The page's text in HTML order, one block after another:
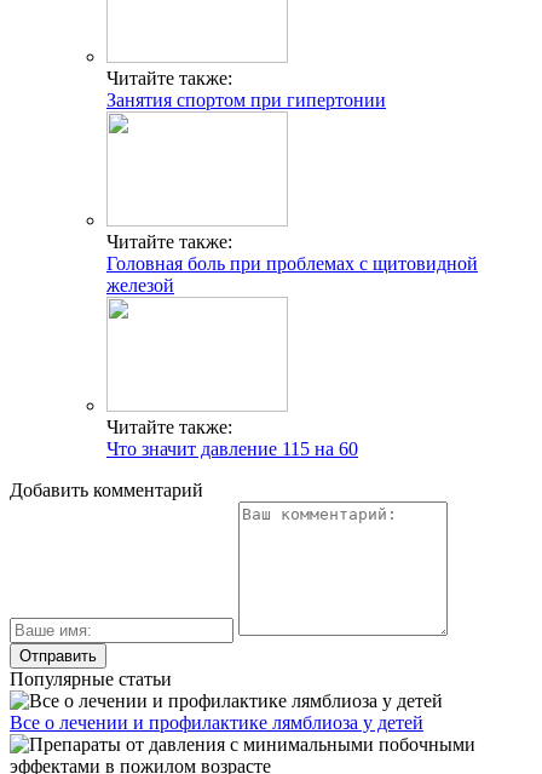
Читайте также:
Занятия спортом при гипертонии
Читайте также:
Головная боль при проблемах с щитовидной
железой
Читайте также:
Что значит давление 115 на 60
Добавить комментарий
Популярные статьи
Все о лечении и профилактике лямблиоза у детей